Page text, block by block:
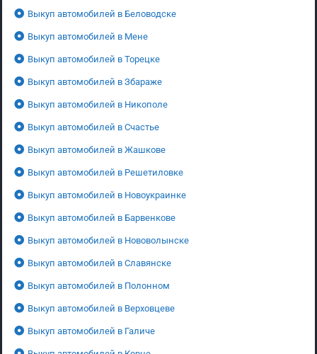
Выкуп автомобилей в Беловодске
Выкуп автомобилей в Мене
Выкуп автомобилей в Торецке
Выкуп автомобилей в Збараже
Выкуп автомобилей в Никополе
Выкуп автомобилей в Счастье
Выкуп автомобилей в Жашкове
Выкуп автомобилей в Решетиловке
Выкуп автомобилей в Новоукраинке
Выкуп автомобилей в Барвенкове
Выкуп автомобилей в Нововолынске
Выкуп автомобилей в Славянске
Выкуп автомобилей в Полонном
Выкуп автомобилей в Верховцеве
Выкуп автомобилей в Галиче